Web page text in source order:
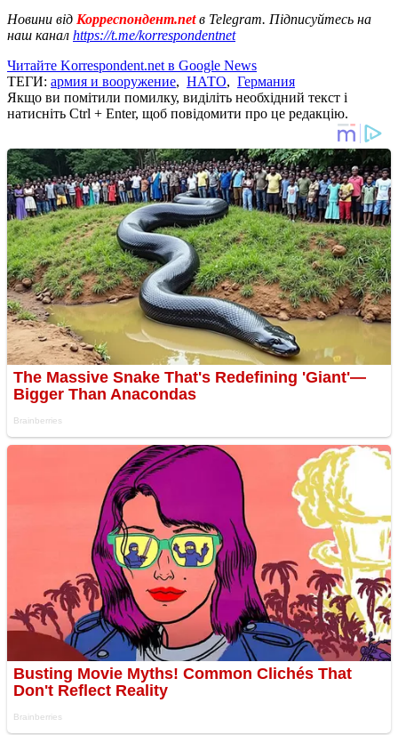
Новини від Корреспондент.netв Telegram. Підписуйтесь на
наш канал https://t.me/korrespondentnet
Читайте Korrespondent.net в Google News
ТЕГИ: армия и вооружение, НАТО, Германия
Якщо ви помітили помилку, виділіть необхідний текст і
натисніть Ctrl + Enter, щоб повідомити про це редакцію.